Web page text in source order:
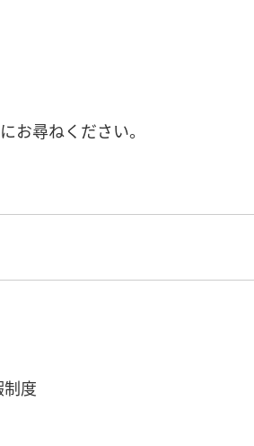
お尋ねください。
度